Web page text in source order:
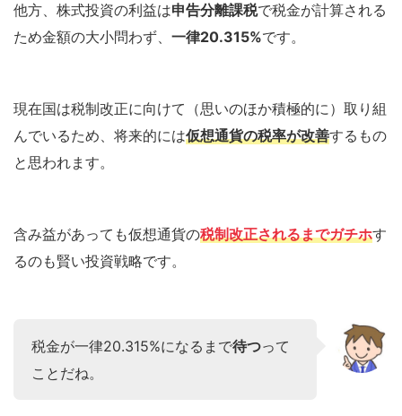
他方、株式投資の利益は申告分離課税で税金が計算される
ため金額の大小問わず、 一律20.315%です。
現在国は税制改正に向けて（思いのほか積極的に）取り組
んでいるため、将来的には仮想通貨の税率が改善するもの
と思われます。
含み益があっても仮想通貨の税制改正されるまでガチホす
るのも賢い投資戦略です。
税金が一律20.315%になるまで待つって
ことだね。